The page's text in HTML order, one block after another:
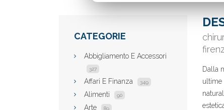
CATEGORIE
Abbigliamento E Accessori
327
Affari E Finanza 349
Alimenti 90
Arte 89
Dalla
ultime